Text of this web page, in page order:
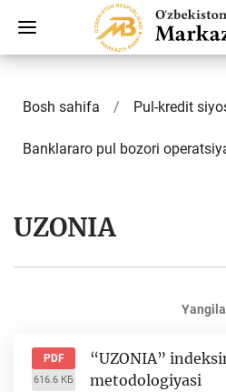
Bosh sahifa Pul-kredit
Banklararo pul bozori
UZONIA
PDF
616.6 КБ
“UZONIA”
metodologiyasi